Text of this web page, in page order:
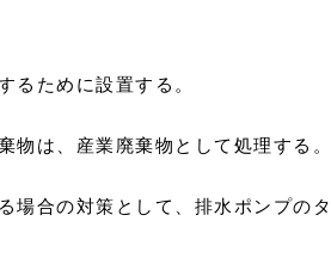
るために設置する。
は、産業廃棄物として処理する。
場合の対策として、排水ポンプの